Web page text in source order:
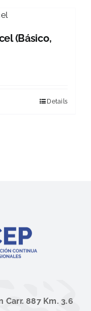
(Básico,
Details
Carr. 887 Km. 3.6